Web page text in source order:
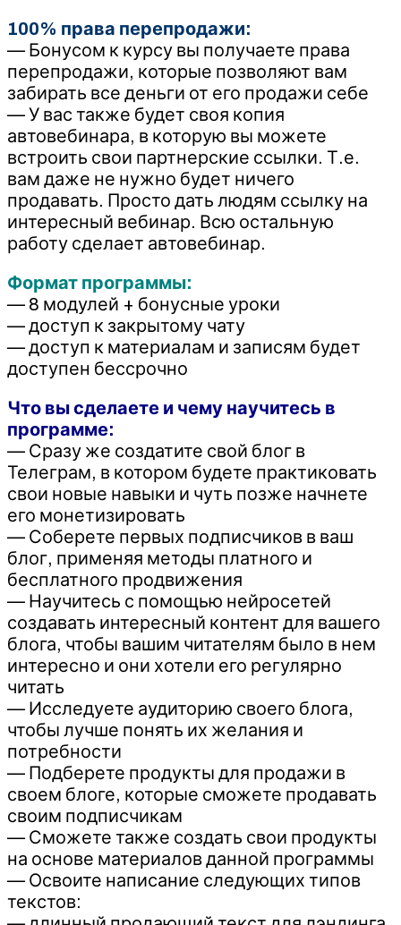
100% права перепродажи:
— Бонусом к курсу вы получаете права
перепродажи, которые позволяют вам
забирать все деньги от его продажи себе
— У вас также будет своя копия
автовебинара, в которую вы можете
встроить свои партнерские ссылки. Т.е.
вам даже не нужно будет ничего
продавать. Просто дать людям ссылку на
интересный вебинар. Всю остальную
работу сделает автовебинар.
Формат программы:
— 8 модулей + бонусные уроки
— доступ к закрытому чату
— доступ к материалам и записям будет
доступен бессрочно
Что вы сделаете и чему научитесь в
программе:
— Сразу же создатите свой блог в
Телеграм, в котором будете практиковать
свои новые навыки и чуть позже начнете
его монетизировать
— Соберете первых подписчиков в ваш
блог, применяя методы платного и
бесплатного продвижения
— Научитесь с помощью нейросетей
создавать интересный контент для вашего
блога, чтобы вашим читателям было в нем
интересно и они хотели его регулярно
читать
— Исследуете аудиторию своего блога,
чтобы лучше понять их желания и
потребности
— Подберете продукты для продажи в
своем блоге, которые сможете продавать
своим подписчикам
— Сможете также создать свои продукты
на основе материалов данной программы
— Освоите написание следующих типов
текстов: